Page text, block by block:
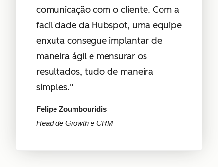
comunicação com o cliente. Com a
facilidade da Hubspot, uma equipe
enxuta consegue implantar de
maneira ágil e mensurar os
resultados, tudo de maneira
simples."
Felipe Zoumbouridis
Head de Growth e CRM